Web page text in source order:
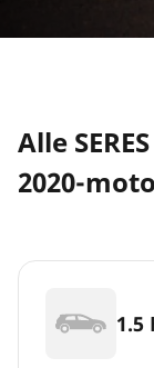
Alle
2020-
1.5